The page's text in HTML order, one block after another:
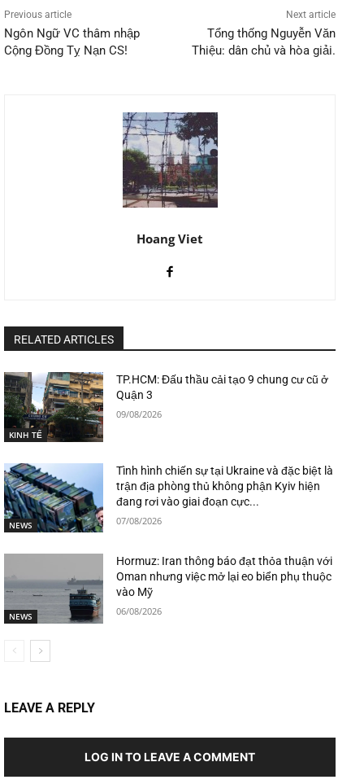
Previous article
Ngôn Ngữ VC thâm nhập
Cộng Đồng Tỵ Nạn CS!
Next article
Tổng thống Nguyễn Văn
Thiệu: dân chủ và hòa giải.
Hoang Viet
RELATED ARTICLES
KINH TẾ
TP.HCM: Đấu thầu cải tạo 9 chung cư cũ ở
Quận 3
09/08/2026
NEWS
Tình hình chiến sự tại Ukraine và đặc biệt là
trận địa phòng thủ không phận Kyiv hiện
đang rơi vào giai đoạn cực...
07/08/2026
NEWS
Hormuz: Iran thông báo đạt thỏa thuận với
Oman nhưng việc mở lại eo biển phụ thuộc
vào Mỹ
06/08/2026
LEAVE A REPLY
LOG IN TO LEAVE A COMMENT